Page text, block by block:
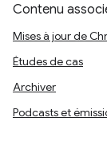
Contenu
Mises à jour de
Études de cas
Archiver
Podcasts et